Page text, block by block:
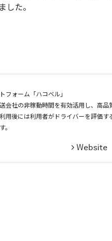
た。
フォーム「ハコベル」
会社の非稼動時間を有効活用し、高
用後には利用者がドライバーを評価
。
Website